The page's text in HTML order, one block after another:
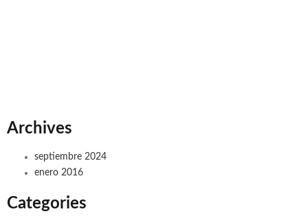
Archives
septiembre 2024
enero 2016
Categories